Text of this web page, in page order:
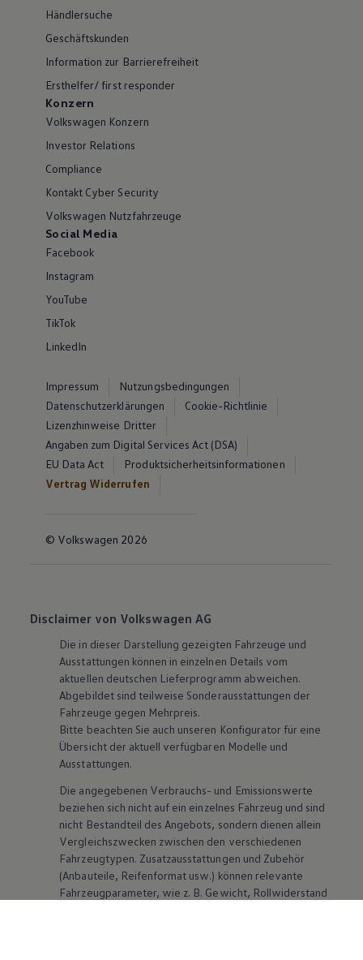
Händlersuche
Geschäftskunden
Information zur Barrierefreiheit
Ersthelfer/ first responder
Konzern
Volkswagen Konzern
Investor Relations
Compliance
Kontakt Cyber Security
Volkswagen Nutzfahrzeuge
Social Media
Facebook
Instagram
YouTube
TikTok
LinkedIn
Impressum
Nutzungsbedingungen
Datenschutzerklärungen
Cookie-Richtlinie
Lizenzhinweise Dritter
Angaben zum Digital Services Act (DSA)
EU Data Act
Produktsicherheitsinformationen
Vertrag Widerrufen
© Volkswagen 2026
Disclaimer von Volkswagen AG
Die in dieser Darstellung gezeigten Fahrzeuge und
Ausstattungen können in einzelnen Details vom
aktuellen deutschen Lieferprogramm abweichen.
Abgebildet sind teilweise Sonderausstattungen der
Fahrzeuge gegen Mehrpreis.
Bitte beachten Sie auch unseren Konfigurator für eine
Übersicht der aktuell verfügbaren Modelle und
Ausstattungen.
Die angegebenen Verbrauchs- und Emissionswerte
beziehen sich nicht auf ein einzelnes Fahrzeug und sind
nicht Bestandteil des Angebots, sondern dienen allein
Vergleichszwecken zwischen den verschiedenen
Fahrzeugtypen. Zusatzausstattungen und Zubehör
(Anbauteile, Reifenformat usw.) können relevante
Fahrzeugparameter, wie z. B. Gewicht, Rollwiderstand